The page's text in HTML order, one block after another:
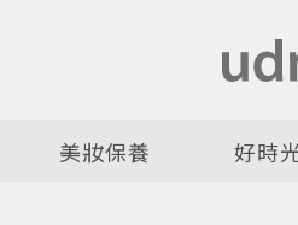
美妝保養 好時